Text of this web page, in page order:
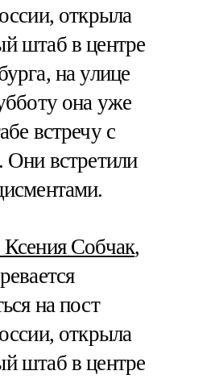
открыла
штаб в центре
на улице
она уже
встречу с
Они встретили
Собчак,
на пост
открыла
штаб в центре